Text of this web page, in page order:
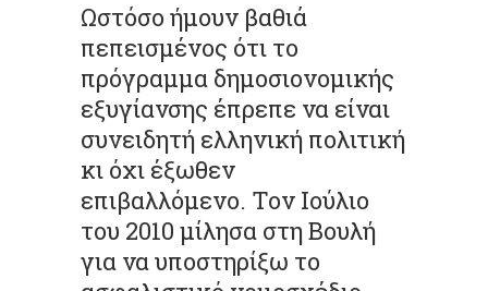
Ωστόσο ήμουν βαθιά
πεπεισμένος ότι το
πρόγραμμα δημοσιονομικής
εξυγίανσης έπρεπε να είναι
συνειδητή ελληνική πολιτική
κι όχι έξωθεν
επιβαλλόμενο. Τον Ιούλιο
του 2010 μίλησα στη Βουλή
για να υποστηρίξω το